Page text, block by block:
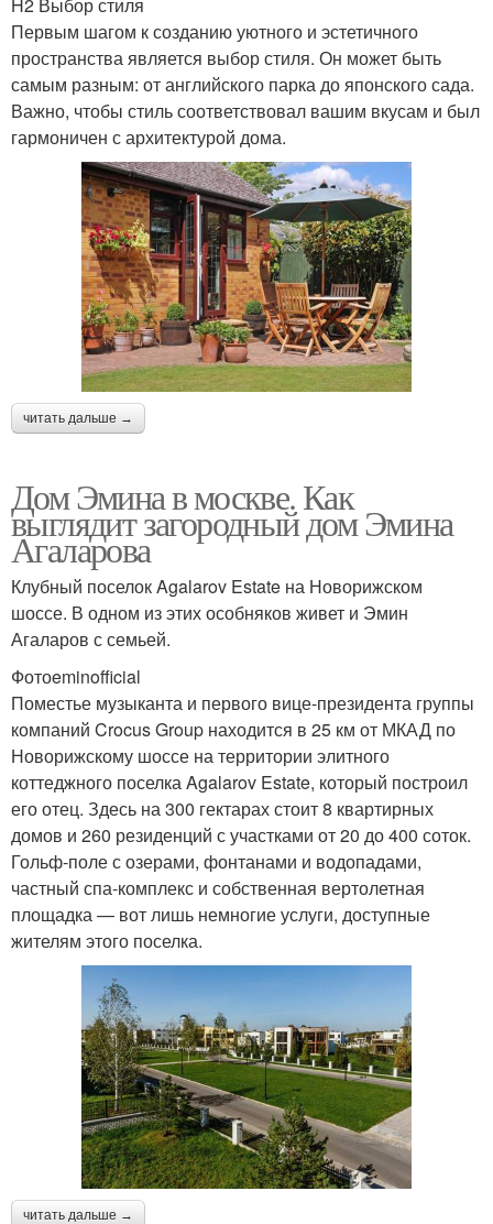
Первым шагом к созданию уютного и эстетичного
пространства является выбор стиля. Он может быть
самым разным: от английского парка до японского сада.
Важно, чтобы стиль соответствовал вашим вкусам и был
гармоничен с архитектурой дома.
читать дальше →
Дом Эмина в москве. Как
выглядит загородный дом Эмина
Агаларова
Клубный поселок Agalarov Estate на Новорижском
шоссе. В одном из этих особняков живет и Эмин
Агаларов с семьей.
Фотоeminofficial
Поместье музыканта и первого вице-президента группы
компаний Crocus Group находится в 25 км от МКАД по
Новорижскому шоссе на территории элитного
коттеджного поселка Agalarov Estate, который построил
его отец. Здесь на 300 гектарах стоит 8 квартирных
домов и 260 резиденций с участками от 20 до 400 соток.
Гольф-поле с озерами, фонтанами и водопадами,
частный спа-комплекс и собственная вертолетная
площадка — вот лишь немногие услуги, доступные
жителям этого поселка.
читать дальше →